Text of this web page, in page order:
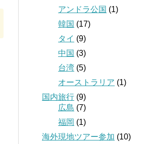
アンドラ公国 (1)
韓国 (17)
タイ (9)
中国 (3)
台湾 (5)
オーストラリア (1)
国内旅行 (9)
広島 (7)
福岡 (1)
海外現地ツアー参加 (10)